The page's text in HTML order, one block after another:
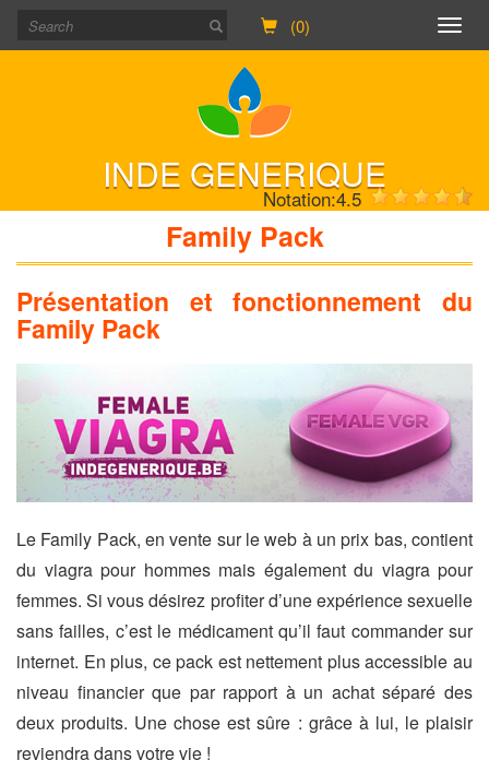
(0)
INDE GENERIQUE
Family Pack
Présentation et fonctionnement du
Family Pack
Le Family Pack, en vente sur le web à un prix bas, contient
du viagra pour hommes mais également du viagra pour
femmes. Si vous désirez profiter d’une expérience sexuelle
sans failles, c’est le médicament qu’il faut commander sur
internet. En plus, ce pack est nettement plus accessible au
niveau financier que par rapport à un achat séparé des
deux produits. Une chose est sûre : grâce à lui, le plaisir
reviendra dans votre vie !
Notation:4.5